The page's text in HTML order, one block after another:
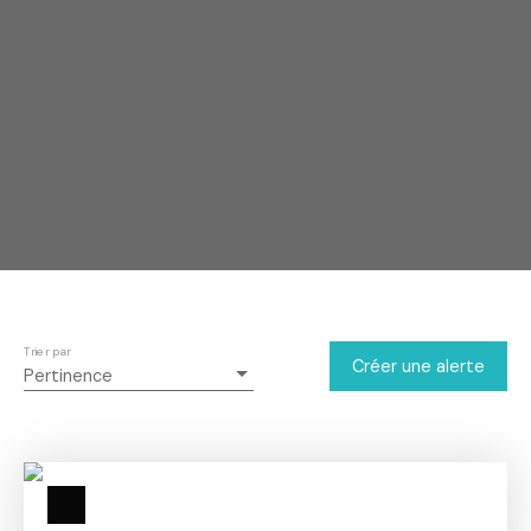
Pertinence
Trier par
Créer une alerte